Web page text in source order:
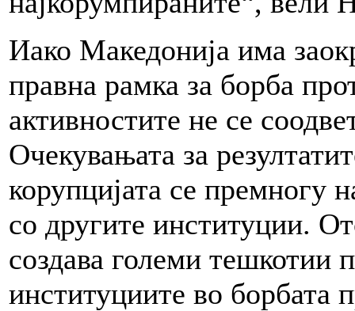
Иако Македонија има
правна рамка за борба
активностите не се
Очекувањата за
корупцијата се премногу
со другите институции.
создава големи тешкотии
институциите во борбата